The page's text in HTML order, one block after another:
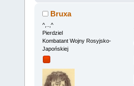
Bruxa
^,..,^
Pierdziel
Kombatant Wojny Rosyjsko-
Japońskiej